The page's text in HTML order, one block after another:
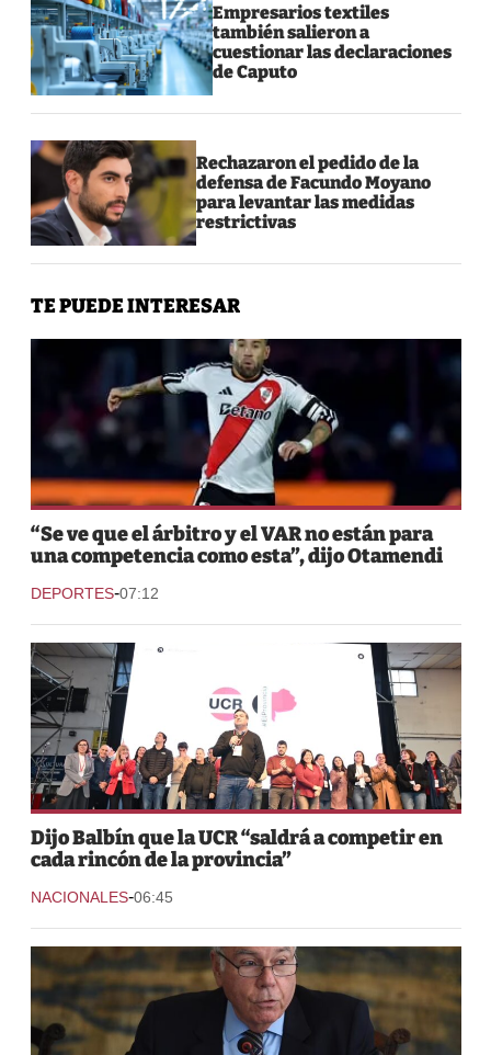
Empresarios textiles
también salieron a
cuestionar las declaraciones
de Caputo
Rechazaron el pedido de la
defensa de Facundo Moyano
para levantar las medidas
restrictivas
TE PUEDE INTERESAR
“Se ve que el árbitro y el VAR no están para
una competencia como esta”, dijo Otamendi
DEPORTES-07:12
Dijo Balbín que la UCR “saldrá a competir en
cada rincón de la provincia”
NACIONALES-06:45